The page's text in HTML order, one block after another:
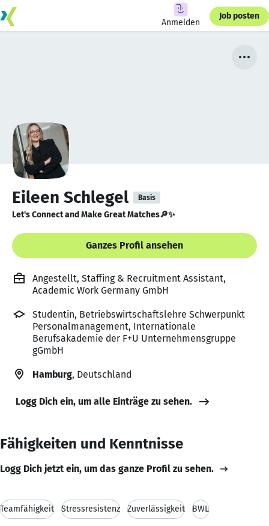
Anmelden
Job posten
Eileen Schlegel Basis
Let's Connect and Make Great Matches🔎✨
Ganzes Profil ansehen
Angestellt, Staffing & Recruitment Assistant,
Academic Work Germany GmbH
Studentin, Betriebswirtschaftslehre Schwerpunkt
Personalmanagement, Internationale
Berufsakademie der F+U Unternehmensgruppe
gGmbH
Hamburg, Deutschland
Logg Dich ein, um alle Einträge zu sehen.
Fähigkeiten und Kenntnisse
Logg Dich jetzt ein, um das ganze Profil zu sehen.
Teamfähigkeit Stressresistenz Zuverlässigkeit BWL